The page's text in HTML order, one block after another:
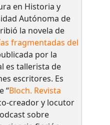
en Historia y
Autónoma de
la novela de
fragmentadas del
por la
es tallerista de
escritores. Es
“Bloch. Revista
creador y locutor
sobre